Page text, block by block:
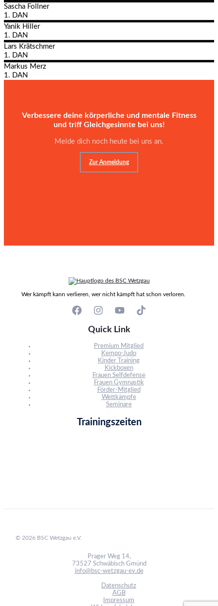
Sascha Follner
1. DAN
Yanik Hiller
1. DAN
Lars Krätschmer
1. DAN
Markus Merz
1. DAN
Verbessere deine körperliche und mentale Fitness
und triff Gleichgesinnte bei uns!
Melde dich noch heute bei uns an.
Zur Anmeldung
Wer kämpft kann verlieren, wer nicht kämpft hat schon verloren.
Quick Link
Premium Mitglied
Kempo-Judo
Kinder Training
Kickboxen
Frauen Selfdefense
Frauen Gymnastik
Förder-Mitglied
Wettkämpfe
Seminare
Trainingszeiten
© 2026 BSC Wetzgau e.V.
Prager Weg 14,
73527 Schwäbisch Gmünd
info@bsc-wetzgau-ev.de
Datenschutz
AGB
Impressum